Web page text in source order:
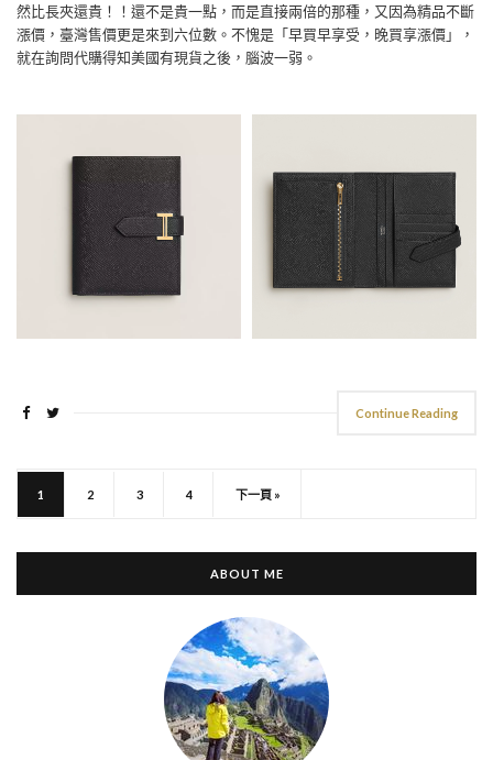
然比長夾還貴！！還不是貴一點，而是直接兩倍的那種，又因為精品不斷
漲價，臺灣售價更是來到六位數。不愧是「早買早享受，晚買享漲價」，
就在詢問代購得知美國有現貨之後，腦波一弱。
Continue Reading
1 2 3 4 下一頁 »
ABOUT ME